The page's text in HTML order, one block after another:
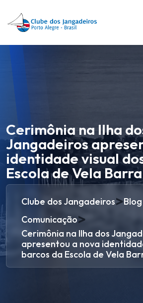
Cerimônia na Ilha
Jangadeiros
identidade visual
Escola de Vela
Clube dos Jangadeiros>
Comunicação>
Cerimônia na Ilha dos
apresentou a nova
barcos da Escola de Vela